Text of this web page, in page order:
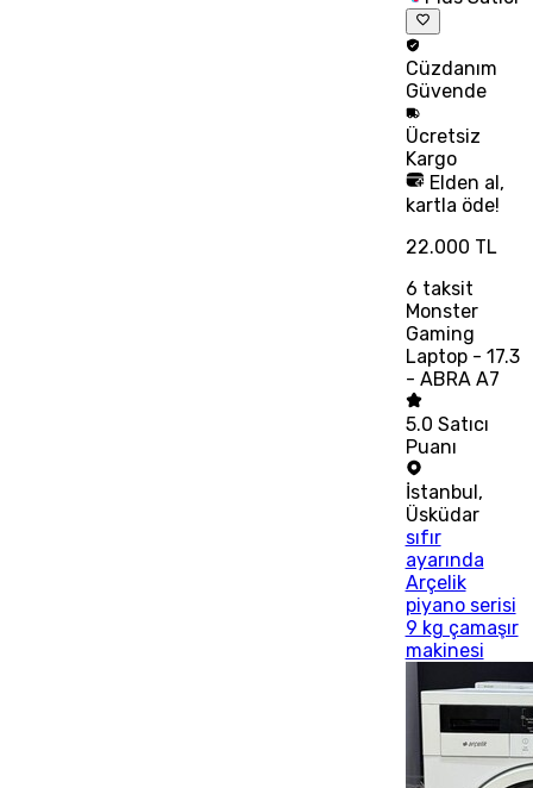
Cüzdanım
Güvende
Ücretsiz
Kargo
Elden al,
kartla öde!
22.000 TL
6 taksit
Monster
Gaming
Laptop - 17.3
- ABRA A7
5.0 Satıcı
Puanı
İstanbul,
Üsküdar
sıfır
ayarında
Arçelik
piyano serisi
9 kg çamaşır
makinesi